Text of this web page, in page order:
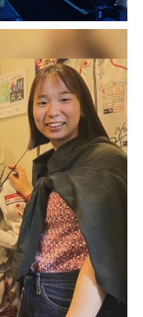
サイト｜岐阜羽島駅の24時間レンタ
」へどうぞ！
タカーWEBサイト｜佐渡ヶ島両津港
佐渡両津港店」
サイト｜金沢市 野町駅の24時間レ
前店」
イト｜東京都大田区・蒲田・羽田空
「24レンタカー羽田空港店・糀谷店」
｜石川県 金沢市 金沢駅前の24時間レ
」